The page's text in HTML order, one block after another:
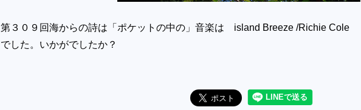
第３０９回海からの詩は「ポケットの中の」音楽は island Breeze /Richie Cole
でした。いかがでしたか？